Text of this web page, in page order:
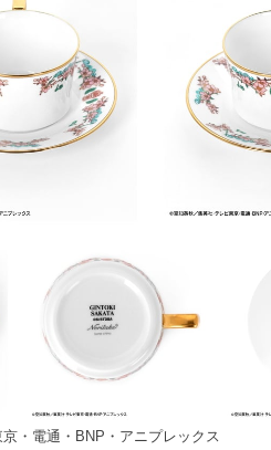
・電通・BNP・アニプレックス